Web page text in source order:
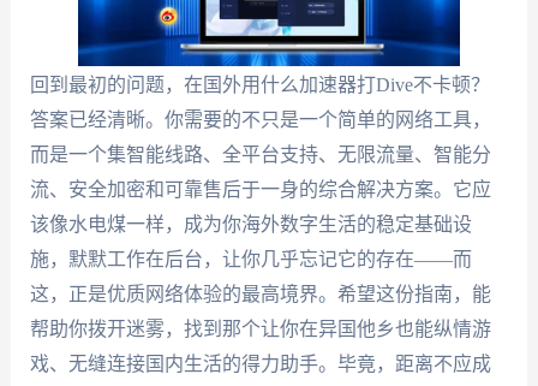
回到最初的问题，在国外用什么加速器打Dive不卡顿？
答案已经清晰。你需要的不只是一个简单的网络工具，
而是一个集智能线路、全平台支持、无限流量、智能分
流、安全加密和可靠售后于一身的综合解决方案。它应
该像水电煤一样，成为你海外数字生活的稳定基础设
施，默默工作在后台，让你几乎忘记它的存在——而
这，正是优质网络体验的最高境界。希望这份指南，能
帮助你拨开迷雾，找到那个让你在异国他乡也能纵情游
戏、无缝连接国内生活的得力助手。毕竟，距离不应成